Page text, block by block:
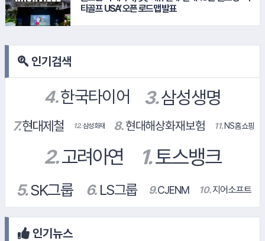
티골프 USA’ 오픈 로드맵 발표
인기검색
11.NS홈쇼핑
인기뉴스
#NH농협생명